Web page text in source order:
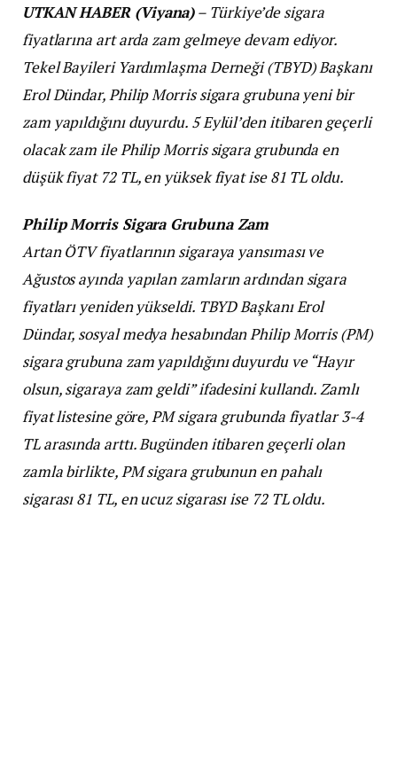
UTKAN HABER (Viyana)– Türkiye’de sigara
fiyatlarına art arda zam gelmeye devam ediyor.
Tekel Bayileri Yardımlaşma Derneği (TBYD) Başkanı
Erol Dündar, Philip Morris sigara grubuna yeni bir
zam yapıldığını duyurdu. 5 Eylül’den itibaren geçerli
olacak zam ile Philip Morris sigara grubunda en
düşük fiyat 72 TL, en yüksek fiyat ise 81 TL oldu.
Philip Morris Sigara Grubuna Zam
Artan ÖTV fiyatlarının sigaraya yansıması ve
Ağustos ayında yapılan zamların ardından sigara
fiyatları yeniden yükseldi. TBYD Başkanı Erol
Dündar, sosyal medya hesabından Philip Morris (PM)
sigara grubuna zam yapıldığını duyurdu ve “Hayır
olsun, sigaraya zam geldi” ifadesini kullandı. Zamlı
fiyat listesine göre, PM sigara grubunda fiyatlar 3-4
TL arasında arttı. Bugünden itibaren geçerli olan
zamla birlikte, PM sigara grubunun en pahalı
sigarası 81 TL, en ucuz sigarası ise 72 TL oldu.